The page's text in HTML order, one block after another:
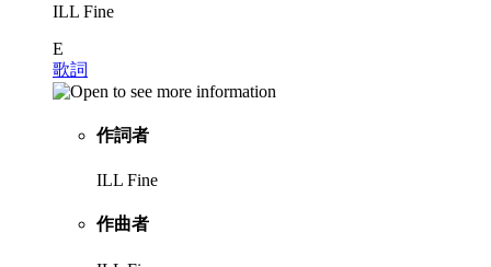
ILL Fine
E
歌詞
作詞者
ILL Fine
作曲者